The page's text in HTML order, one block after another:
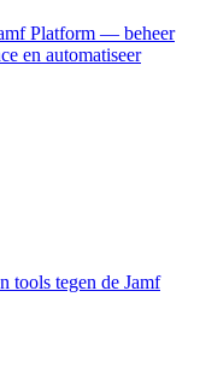
Platform — beheer
en automatiseer
tools tegen de Jamf